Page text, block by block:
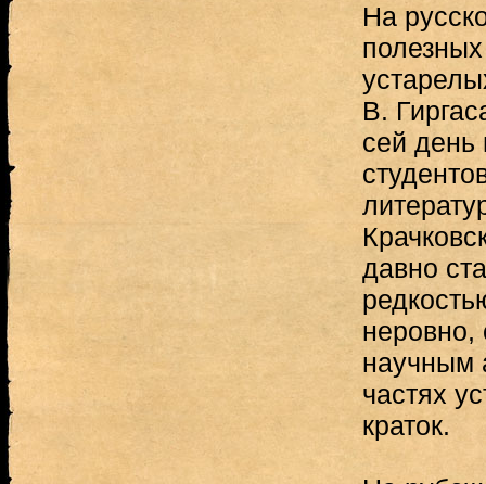
На
В.
сей день
давно
неровно,
научным
частях
краток.